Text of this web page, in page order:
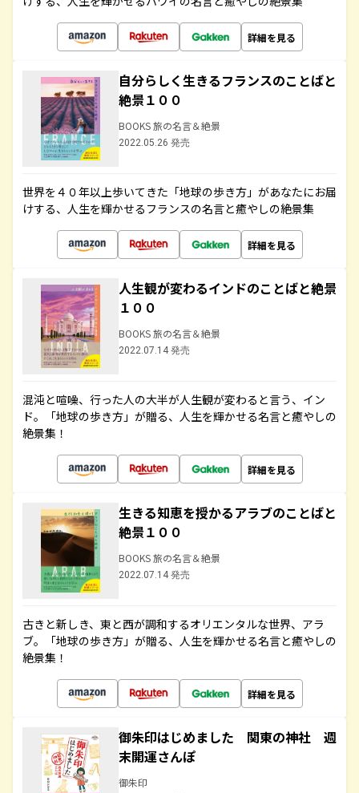
詳細を見る
自分らしく生きるフランスのことばと
絶景１００
BOOKS 旅の名言＆絶景
2022.05.26 発売
世界を４０年以上歩いてきた「地球の歩き方」があなたにお届
けする、人生を輝かせるフランスの名言と癒やしの絶景集
詳細を見る
人生観が変わるインドのことばと絶景
１００
BOOKS 旅の名言＆絶景
2022.07.14 発売
混沌と喧噪、行った人の大半が人生観が変わると言う、イン
ド。「地球の歩き方」が贈る、人生を輝かせる名言と癒やしの
絶景集！
詳細を見る
生きる知恵を授かるアラブのことばと
絶景１００
BOOKS 旅の名言＆絶景
2022.07.14 発売
古きと新しき、東と西が調和するオリエンタルな世界、アラ
ブ。「地球の歩き方」が贈る、人生を輝かせる名言と癒やしの
絶景集！
詳細を見る
御朱印はじめました 関東の神社 週
末開運さんぽ
御朱印